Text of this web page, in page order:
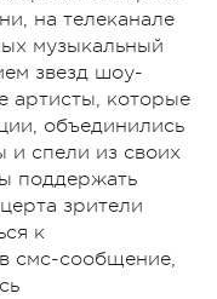
на телеканале
музыкальный
звезд шоу-
артисты, которые
объединились
и спели из своих
поддержать
зрители
к
смс-сообщение,